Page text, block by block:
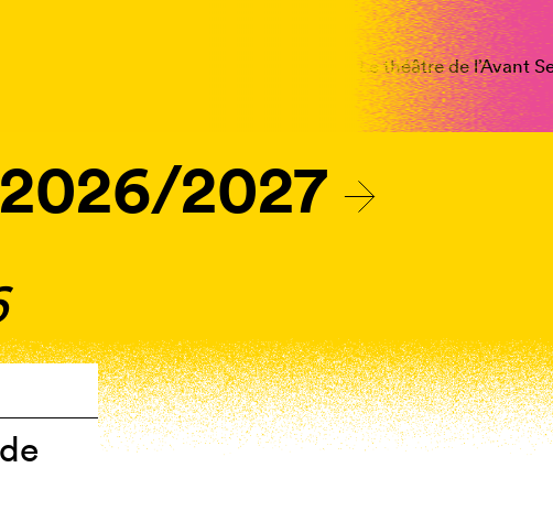
Le théâtre de l’Avant
2027